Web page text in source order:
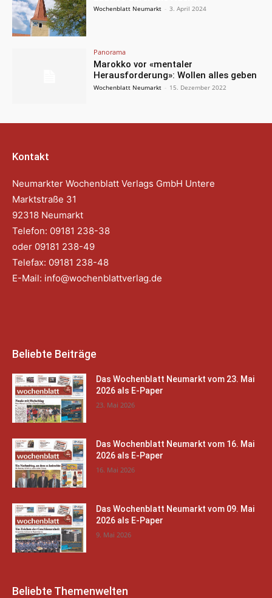
Wochenblatt Neumarkt - 3. April 2024
Panorama
Marokko vor «mentaler
Herausforderung»: Wollen alles geben
Wochenblatt Neumarkt - 15. Dezember 2022
Kontakt
Neumarkter Wochenblatt Verlags GmbH Untere
Marktstraße 31
92318 Neumarkt
Telefon: 09181 238-38
oder 09181 238-49
Telefax: 09181 238-48
E-Mail: info@wochenblattverlag.de
Beliebte Beiträge
Das Wochenblatt Neumarkt vom 23. Mai
2026 als E-Paper
23. Mai 2026
Das Wochenblatt Neumarkt vom 16. Mai
2026 als E-Paper
16. Mai 2026
Das Wochenblatt Neumarkt vom 09. Mai
2026 als E-Paper
9. Mai 2026
Beliebte Themenwelten